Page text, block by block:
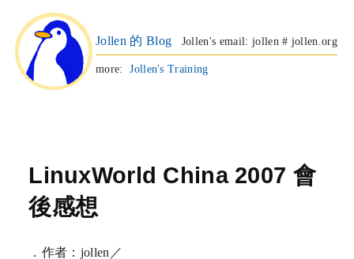
Jollen 的 Blog Jollen's email: jollen # jollen.org
more:Jollen's Training
LinuxWorld China 2007 會
後感想
．作者：jollen／